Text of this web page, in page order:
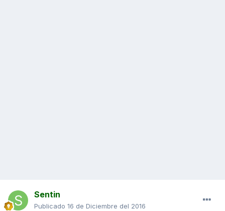
Sentin
Publicado 16 de Diciembre del 2016